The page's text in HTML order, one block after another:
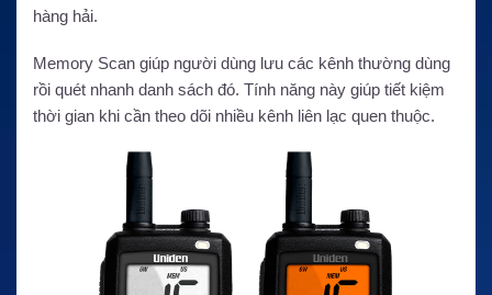
hàng hải.
Memory Scan giúp người dùng lưu các kênh thường dùng
rồi quét nhanh danh sách đó. Tính năng này giúp tiết kiệm
thời gian khi cần theo dõi nhiều kênh liên lạc quen thuộc.